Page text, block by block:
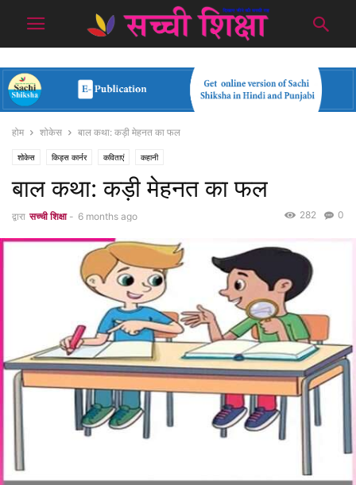
होम शोकेस बाल कथा: कड़ी मेहनत का फल
शोकेस किड्स कार्नर कविताएं कहानी
बाल कथा: कड़ी मेहनत का फल
द्वारा सच्ची शिक्षा - 6 months ago 0
282